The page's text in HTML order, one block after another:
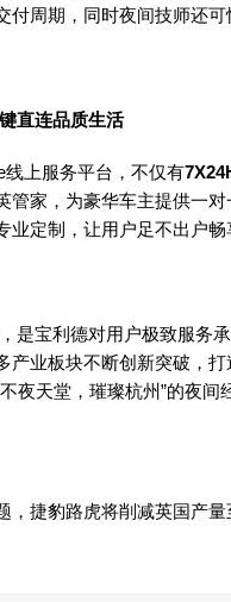
付周期，同时夜间技师还
直连品质生活
上服务平台，不仅有
管家，为豪华车主提供一
业定制，让用户足不出户
是宝利德对用户极致服务
产业板块不断创新突破，
夜天堂，璀璨杭州”的夜间
，捷豹路虎将削减英国产量